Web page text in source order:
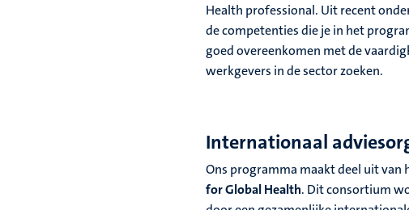
Health professional. Uit recent
de competenties die je in het
goed overeenkomen met de
werkgevers in de sector zoeken.
Internationaal
Ons programma maakt deel uit van
for Global Health. Dit consortium